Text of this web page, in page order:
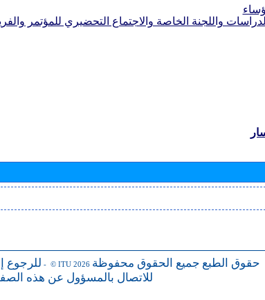
واللجنة الخاصة والاجتماع التحضيري للمؤتمر
للرجوع - © ITU 2026 حقوق الطبع جميع الحقوق محفوظة
للاتصال بالمسؤول عن هذه